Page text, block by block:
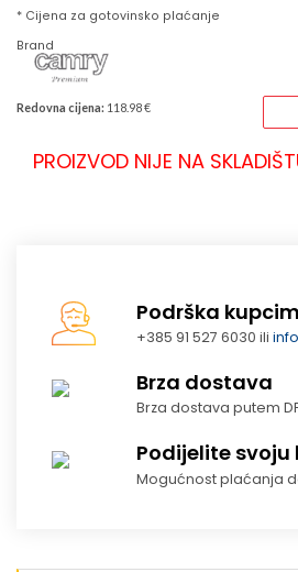
* Cijena za gotovinsko plaćanje
Brand
Redovna cijena: 118.98 €
PROIZVOD NIJE NA
Podrška
+385 91 527 6030 ili
Brza dostava
Brza dostava putem
Podijelite svoju
Mogućnost plaćanja